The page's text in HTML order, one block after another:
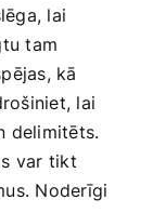
lai
tam
kā
lai
delimitēts.
‍var tikt
Noderīgi